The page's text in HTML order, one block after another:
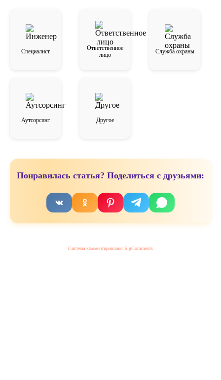
Специалист️
Ответственное
лицо
Служба охраны️
Аутсорсинг Другое
Понравилась статья? Поделиться с друзьями:
Система комментирования SigComments